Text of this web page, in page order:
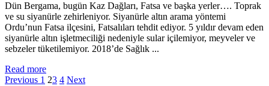
Dün Bergama, bugün Kaz Dağları, Fatsa ve başka yerler…. Toprak
ve su siyanürle zehirleniyor. Siyanürle altın arama yöntemi
Ordu’nun Fatsa ilçesini, Fatsalıları tehdit ediyor. 5 yıldır devam eden
siyanürle altın işletmeciliği nedeniyle sular içilemiyor, meyveler ve
sebzeler tüketilemiyor. 2018’de Sağlık ...
Read more
Previous 1 23 4 Next